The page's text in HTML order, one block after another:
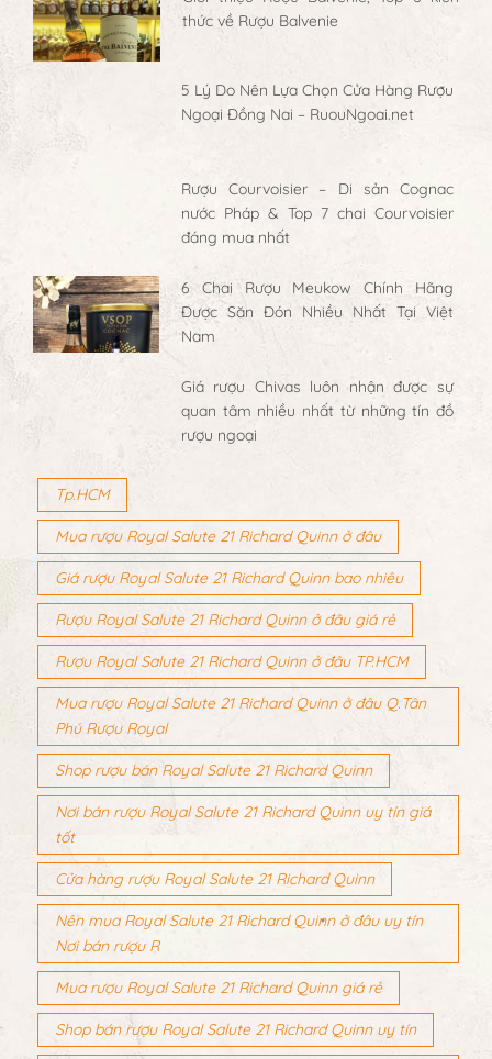
thức về Rượu Balvenie
5 Lý Do Nên Lựa Chọn Cửa Hàng Rượu
Ngoại Đồng Nai – RuouNgoai.net
Rượu Courvoisier – Di sản Cognac
nước Pháp & Top 7 chai Courvoisier
đáng mua nhất
6 Chai Rượu Meukow Chính Hãng
Được Săn Đón Nhiều Nhất Tại Việt
Nam
Giá rượu Chivas luôn nhận được sự
quan tâm nhiều nhất từ những tín đồ
rượu ngoại
Tp.HCM
Mua rượu Royal Salute 21 Richard Quinn ở đâu
Giá rượu Royal Salute 21 Richard Quinn bao nhiêu
Rượu Royal Salute 21 Richard Quinn ở đâu giá rẻ
Rượu Royal Salute 21 Richard Quinn ở đâu TP.HCM
Mua rượu Royal Salute 21 Richard Quinn ở đâu Q.Tân
Phú Rượu Royal
Shop rượu bán Royal Salute 21 Richard Quinn
Nơi bán rượu Royal Salute 21 Richard Quinn uy tín giá
tốt
Cửa hàng rượu Royal Salute 21 Richard Quinn
Nên mua Royal Salute 21 Richard Quinn ở đâu uy tín
Nơi bán rượu R
Mua rượu Royal Salute 21 Richard Quinn giá rẻ
Shop bán rượu Royal Salute 21 Richard Quinn uy tín